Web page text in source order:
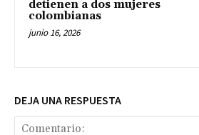
detienen a dos mujeres
colombianas
junio 16, 2026
DEJA UNA RESPUESTA